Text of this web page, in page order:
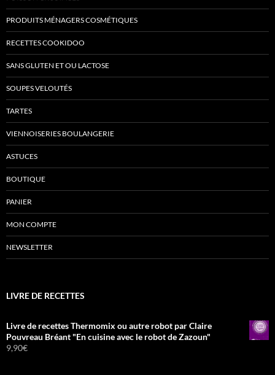
PRODUITS MÉNAGERS COSMÉTIQUES
RECETTES COOKIDOO
SANS GLUTEN ET OU LACTOSE
SOUPES VELOUTÉS
TARTES
VIENNOISERIES BOULANGERIE
ASTUCES
BOUTIQUE
PANIER
MON COMPTE
NEWSLETTER
LIVRE DE RECETTES
Livre de recettes Thermomix ou autre robot par Claire
Pouvreau Bréant "En cuisine avec le robot de Zazoun"
9,90€